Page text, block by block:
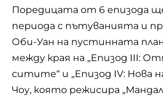
Поредицата от 6 епизода
периода с пътуванията и
Оби-Уан на пустинната
между края на „Епизод III:
ситите“ и „Епизод IV: Нова
Чоу, която режисира